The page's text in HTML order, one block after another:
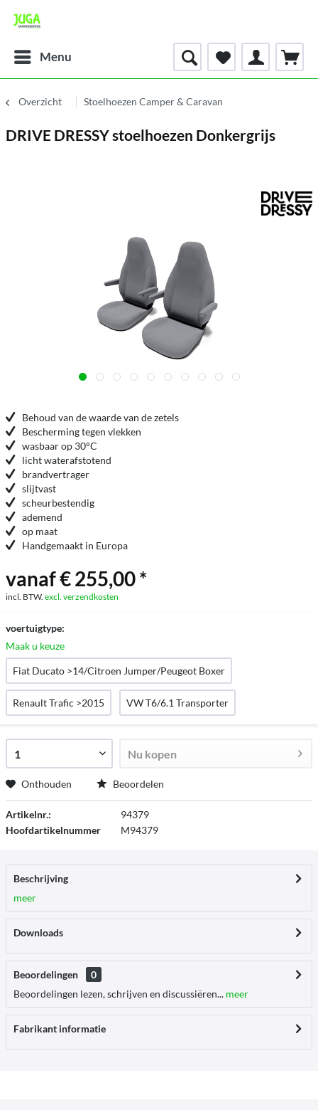
Menu
Overzicht Stoelhoezen Camper & Caravan
DRIVE DRESSY stoelhoezen Donkergrijs
Behoud van de waarde van de zetels
Bescherming tegen vlekken
wasbaar op 30°C
licht waterafstotend
brandvertrager
slijtvast
scheurbestendig
ademend
op maat
Handgemaakt in Europa
vanaf € 255,00 *
incl. BTW. excl. verzendkosten
voertuigtype:
Maak u keuze
Fiat Ducato >14/Citroen Jumper/Peugeot Boxer
Renault Trafic >2015 VW T6/6.1 Transporter
Nu kopen
Onthouden Beoordelen
Artikelnr.:
94379
Hoofdartikelnummer
M94379
Beschrijving
meer
Downloads
Beoordelingen
0
Beoordelingen lezen, schrijven en discussiëren... meer
Fabrikant informatie